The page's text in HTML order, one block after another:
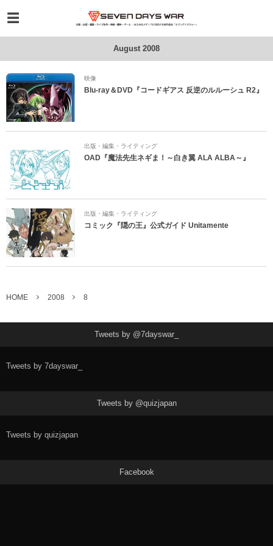
August 2008
映像
Blu-ray＆DVD『コードギアス 反逆のルルーシュ R2』
出版・編集・ライティング
OAD『魔法先生ネギま！～白き翼 ALA ALBA～』
出版・編集・ライティング
コミック『隠の王』公式ガイド Unitamente
HOME 2008 8
Tweets by @7dayswar_
Tweets by 7dayswar_
Tweets by @quizjapan
Tweets by quizjapan
Facebook